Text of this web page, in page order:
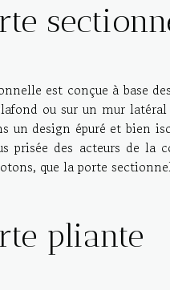
est conçue à base
ou sur un mur
un design épuré et bien
prisée des acteurs de la
que la porte
pliante